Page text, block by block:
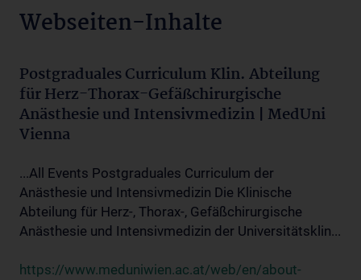
Webseiten-Inhalte
Postgraduales Curriculum Klin. Abteilung
für Herz-Thorax-Gefäßchirurgische
Anästhesie und Intensivmedizin | MedUni
Vienna
...All Events Postgraduales Curriculum der
Anästhesie und Intensivmedizin Die Klinische
Abteilung für Herz-, Thorax-, Gefäßchirurgische
Anästhesie und Intensivmedizin der Universitätsklin...
https://www.meduniwien.ac.at/web/en/about-